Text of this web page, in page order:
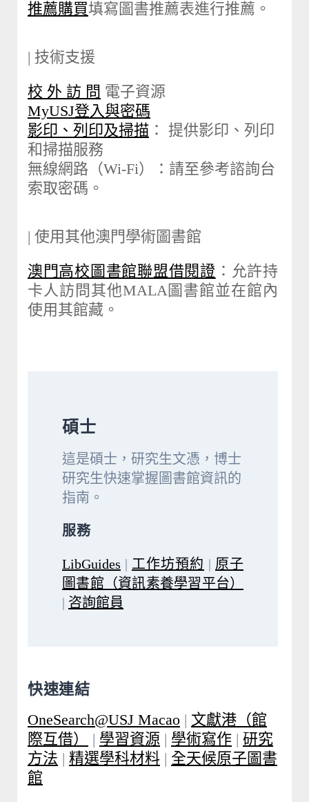
推薦購買填寫圖書推薦表進行推薦。
| 技術支援
校 外 訪 問 電子資源
MyUSJ登入與密碼
影印、列印及掃描 ： 提供影印、列印
和掃描服務
無線網路（Wi-Fi）：請至參考諮詢台
索取密碼。
| 使用其他澳門學術圖書館
澳門高校圖書館聯盟借閱證 ：允許持
卡人訪問其他MALA圖書館並在館內
使用其館藏。
碩士
這是碩士，研究生文憑，博士
研究生快速掌握圖書館資訊的
指南。
服務
LibGuides | 工作坊預約 | 原子
圖書館（資訊素養學習平台）
| 咨詢館員
快速連結
OneSearch@USJ Macao | 文獻港（館
際互借）
| 學習資源 | 學術寫作 | 研究
方法 | 精選學科材料 | 全天候原子圖書
館